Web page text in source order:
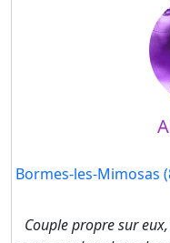
Bormes-les-Mimosas
Couple propre sur